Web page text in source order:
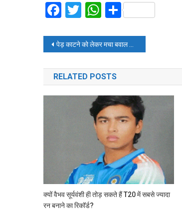
Facebook
TwitterWhatsApp
Share
Post
navigation
पेड़ काटने को लेकर मचा बवाल और बढ़ा, प्रकाश आंबेडकर कस्टडी में
RELATED POSTS
क्यों वैभव सूर्यवंशी ही तोड़ सकते हैं T20 में सबसे ज्यादा
रन बनाने का रिकॉर्ड?